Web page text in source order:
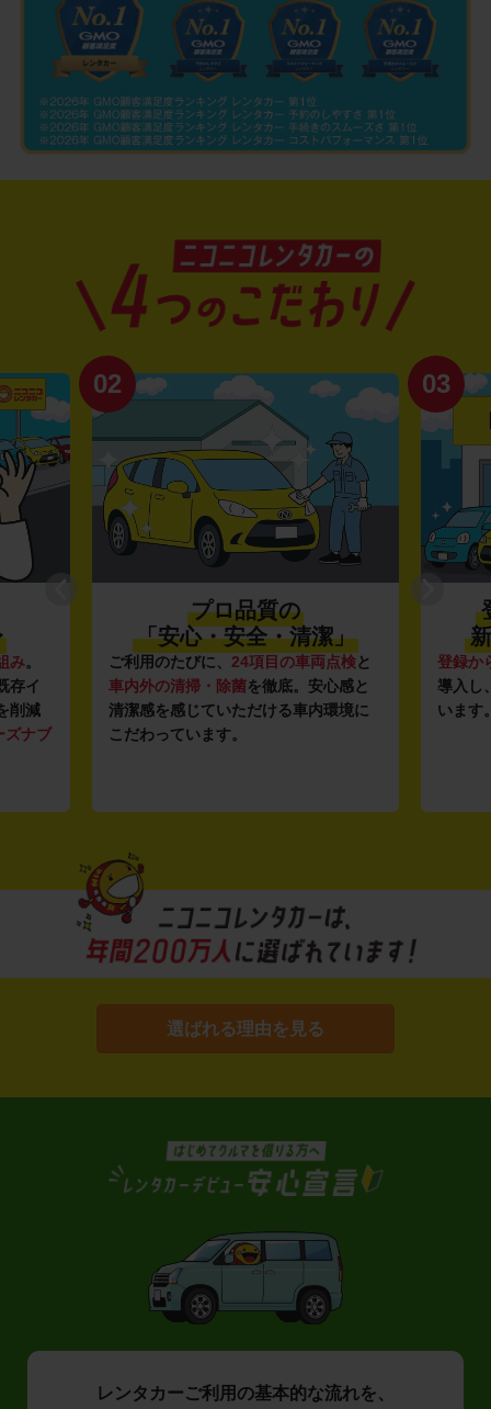
み。
存イ
削減
ズナブ
02
プロ品質の
「安心・安全・清潔」
ご利用のたびに、 24項目の車両点検と
車内外の清掃・除菌を徹底。安心感と
清潔感を感じていただける車内環境に
こだわっています。
03
登録か
導入し
います
選ばれる理由を見る
レンタカーご利用の基本的な流れを、